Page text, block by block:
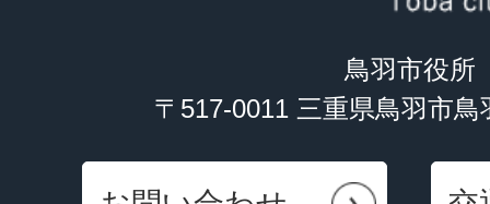
鳥羽市役所
〒517-0011 三重県鳥羽市